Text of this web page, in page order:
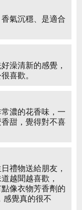
氣沉穩、是適合
澡清新的感覺，
喜歡。
濃的花香味，一
甜，覺得對不喜
禮物送給朋友，
越聞越喜歡，
像衣物芳香劑的
感覺真的很不